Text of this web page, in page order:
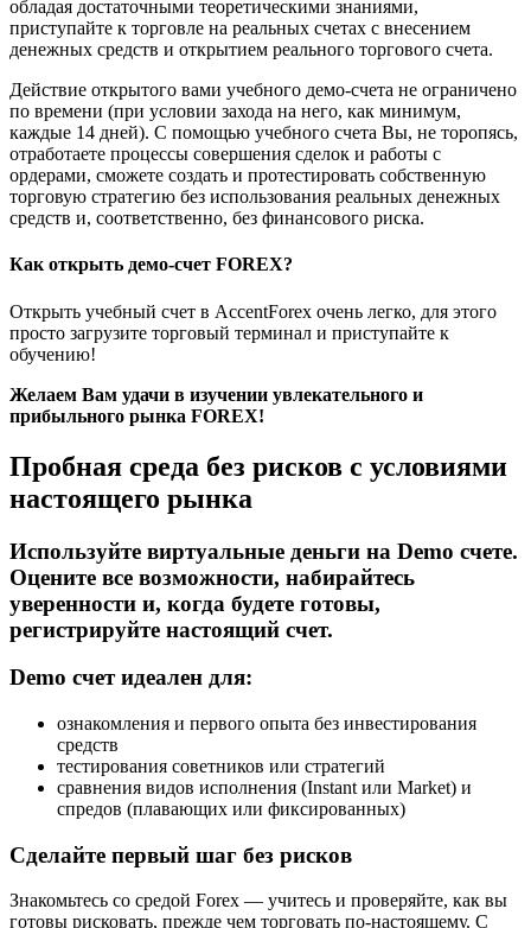
обладая достаточными теоретическими знаниями,
приступайте к торговле на реальных счетах с внесением
денежных средств и открытием реального торгового счета.
Действие открытого вами учебного демо-счета не ограничено
по времени (при условии захода на него, как минимум,
каждые 14 дней). С помощью учебного счета Вы, не торопясь,
отработаете процессы совершения сделок и работы с
ордерами, сможете создать и протестировать собственную
торговую стратегию без использования реальных денежных
средств и, соответственно, без финансового риска.
Как открыть демо-счет FOREX?
Открыть учебный счет в AccentForex очень легко, для этого
просто загрузите торговый терминал и приступайте к
обучению!
Желаем Вам удачи в изучении увлекательного и
прибыльного рынка FOREX!
Пробная среда без рисков с условиями
настоящего рынка
Используйте виртуальные деньги на Demo счете.
Оцените все возможности, набирайтесь
уверенности и, когда будете готовы,
регистрируйте настоящий счет.
Demo счет идеален для:
ознакомления и первого опыта без инвестирования
средств
тестирования советников или стратегий
сравнения видов исполнения (Instant или Market) и
спредов (плавающих или фиксированных)
Сделайте первый шаг без рисков
Знакомьтесь со средой Forex — учитесь и проверяйте, как вы
готовы рисковать, прежде чем торговать по-настоящему. С